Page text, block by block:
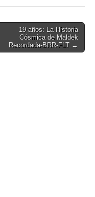
19 años: La Historia
Cósmica de Maldek
Recordada-BRR-FLT →